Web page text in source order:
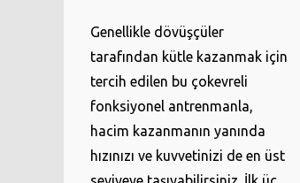
Genellikle dövüşçüler
tarafından kütle kazanmak için
tercih edilen bu çokevreli
fonksiyonel antrenmanla,
hacim kazanmanın yanında
hızınızı ve kuvvetinizi de en üst